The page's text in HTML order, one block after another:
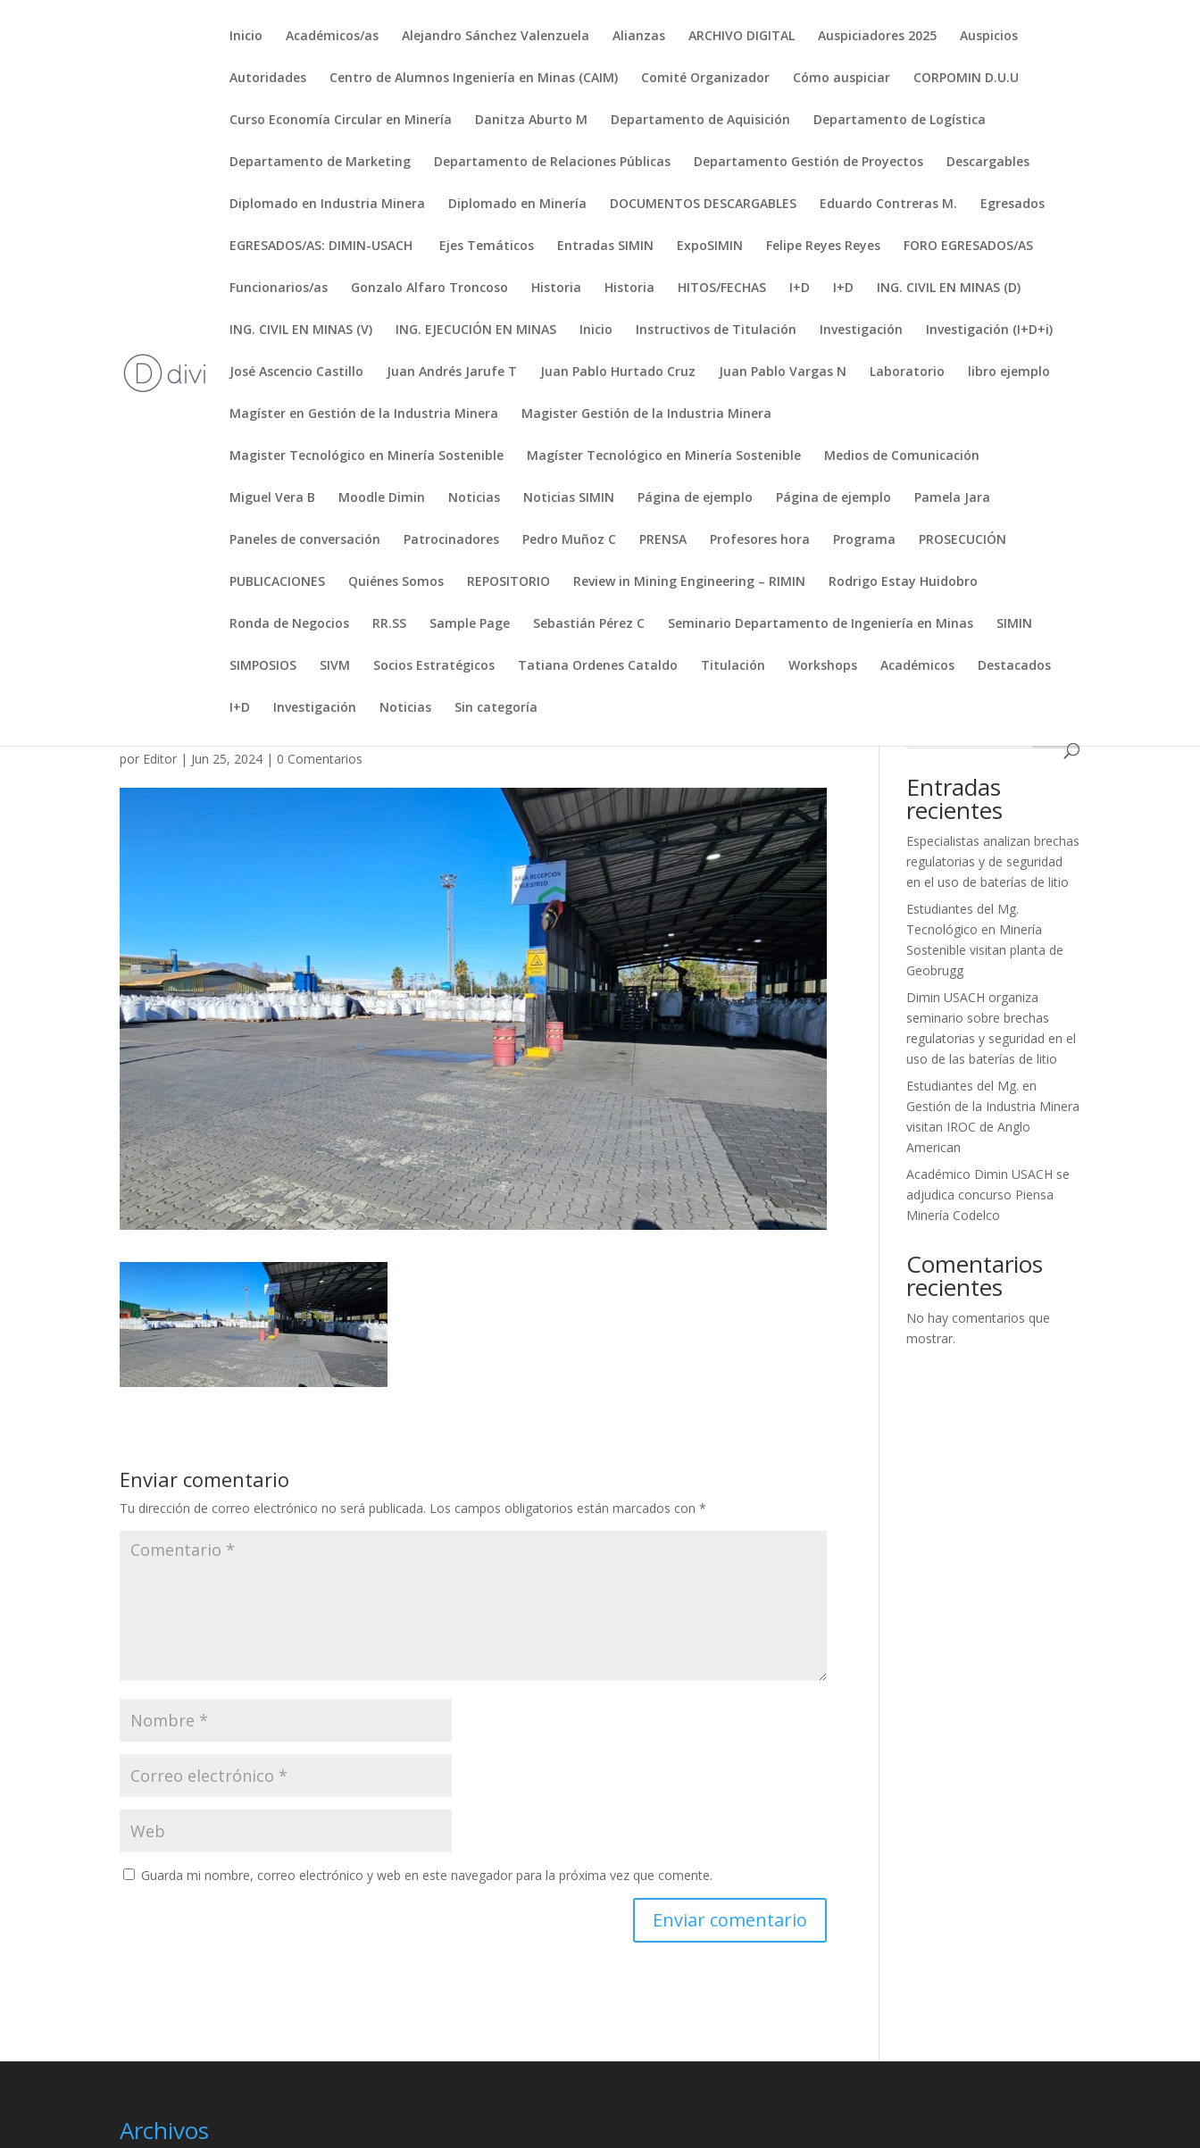
Inicio Académicos/as Alejandro Sánchez Valenzuela Alianzas ARCHIVO DIGITAL Auspiciadores 2025 Auspicios
Autoridades Centro de Alumnos Ingeniería en Minas (CAIM) Comité Organizador Cómo auspiciar CORPOMIN D.U.U
Curso Economía Circular en Minería Danitza Aburto M Departamento de Aquisición Departamento de Logística
Departamento de Marketing Departamento de Relaciones Públicas Departamento Gestión de Proyectos Descargables
Diplomado en Industria Minera Diplomado en Minería DOCUMENTOS DESCARGABLES Eduardo Contreras M. Egresados
EGRESADOS/AS: DIMIN-USACH Ejes Temáticos Entradas SIMIN ExpoSIMIN Felipe Reyes Reyes FORO EGRESADOS/AS
Funcionarios/as Gonzalo Alfaro Troncoso Historia Historia HITOS/FECHAS I+D I+D ING. CIVIL EN MINAS (D)
ING. CIVIL EN MINAS (V) ING. EJECUCIÓN EN MINAS Inicio Instructivos de Titulación Investigación Investigación (I+D+i)
José Ascencio Castillo Juan Andrés Jarufe T Juan Pablo Hurtado Cruz Juan Pablo Vargas N Laboratorio libro ejemplo
Magíster en Gestión de la Industria Minera Magister Gestión de la Industria Minera
Magister Tecnológico en Minería Sostenible Magíster Tecnológico en Minería Sostenible Medios de Comunicación
Miguel Vera B Moodle Dimin Noticias Noticias SIMIN Página de ejemplo Página de ejemplo Pamela Jara
Paneles de conversación Patrocinadores Pedro Muñoz C PRENSA Profesores hora Programa PROSECUCIÓN
PUBLICACIONES Quiénes Somos REPOSITORIO Review in Mining Engineering – RIMIN Rodrigo Estay Huidobro
Ronda de Negocios RR.SS Sample Page Sebastián Pérez C Seminario Departamento de Ingeniería en Minas SIMIN
SIMPOSIOS SIVM Socios Estratégicos Tatiana Ordenes Cataldo Titulación Workshops Académicos Destacados
I+D Investigación Noticias Sin categoría
IMG-20240619-WA0009
por Editor | Jun 25, 2024 | 0 Comentarios
Enviar comentario
Tu dirección de correo electrónico no será publicada. Los campos obligatorios están marcados con*
Guarda mi nombre, correo electrónico y web en este navegador para la próxima vez que comente.
Entradas
recientes
Especialistas analizan brechas
regulatorias y de seguridad
en el uso de baterías de litio
Estudiantes del Mg.
Tecnológico en Minería
Sostenible visitan planta de
Geobrugg
Dimin USACH organiza
seminario sobre brechas
regulatorias y seguridad en el
uso de las baterías de litio
Estudiantes del Mg. en
Gestión de la Industria Minera
visitan IROC de Anglo
American
Académico Dimin USACH se
adjudica concurso Piensa
Minería Codelco
Comentarios
recientes
No hay comentarios que
mostrar.
Archivos